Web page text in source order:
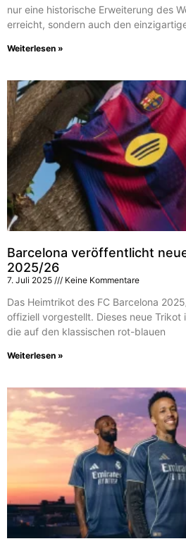
nur eine historische Erweiterung des
erreicht, sondern auch den
Weiterlesen »
Barcelona veröffentlicht
2025/26
7. Juli 2025 Keine Kommentare
Das Heimtrikot des FC Barcelona
offiziell vorgestellt. Dieses neue Trikot
die auf den klassischen rot-blauen
Weiterlesen »